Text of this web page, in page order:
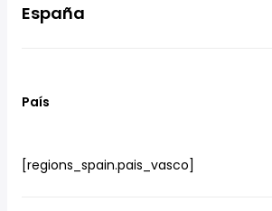
España
País
[regions_spain.pais_vasco]